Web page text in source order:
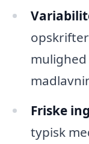
Friske
typisk